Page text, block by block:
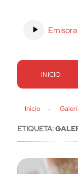
INICIO
Inicio
ETIQUETA: